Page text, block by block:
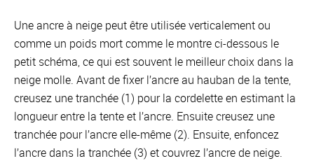
Une ancre à neige peut être utilisée verticalement ou
comme un poids mort comme le montre ci-dessous le
petit schéma, ce qui est souvent le meilleur choix dans la
neige molle. Avant de fixer l’ancre au hauban de la tente,
creusez une tranchée (1) pour la cordelette en estimant la
longueur entre la tente et l’ancre. Ensuite creusez une
tranchée pour l’ancre elle-même (2). Ensuite, enfoncez
l’ancre dans la tranchée (3) et couvrez l’ancre de neige.